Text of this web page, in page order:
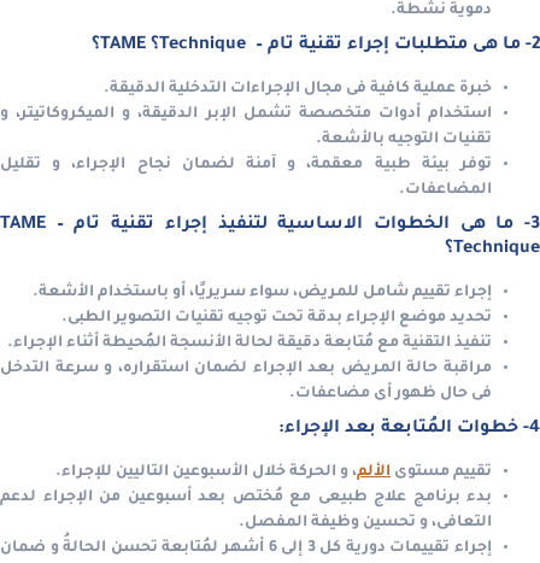
دموية نشطة.
2- ما هى متطلبات إجراء تقنية تام – Technique؟ TAME؟
خبرة عملية كافية فى مجال الإجراءات التدخلية الدقيقة.
استخدام أدوات متخصصة تشمل الإبر الدقيقة، و الميكروكاتيتر، و
تقنيات التوجيه بالأشعة.
توفر بيئة طبية معقمة، و آمنة لضمان نجاح الإجراء، و تقليل
المضاعفات.
3- ما هى الخطوات الاساسية لتنفيذ إجراء تقنية تام – TAME
Technique؟
إجراء تقييم شامل للمريض، سواء سريريًا، أو باستخدام الأشعة.
تحديد موضع الإجراء بدقة تحت توجيه تقنيات التصوير الطبى.
تنفيذ التقنية مع مُتابعة دقيقة لحالة الأنسجة المُحيطة أثناء الإجراء.
مراقبة حالة المريض بعد الإجراء لضمان استقراره، و سرعة التدخل
فى حال ظهور أى مضاعفات.
4- خطوات المُتابعة بعد الإجراء:
تقييم مستوى الألم، و الحركة خلال الأسبوعين التاليين للإجراء.
بدء برنامج علاج طبيعى مع مُختص بعد أسبوعين من الإجراء لدعم
التعافى، و تحسين وظيفة المفصل.
إجراء تقييمات دورية كل 3 إلى 6 أشهر لمُتابعة تحسن الحالةُ و ضمان